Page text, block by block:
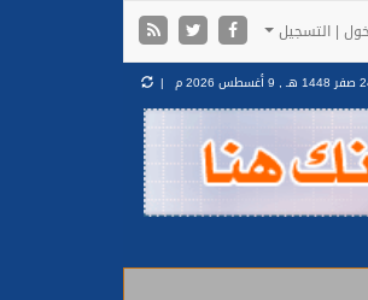
| التسجيل
9 أغسطس 2026 م |